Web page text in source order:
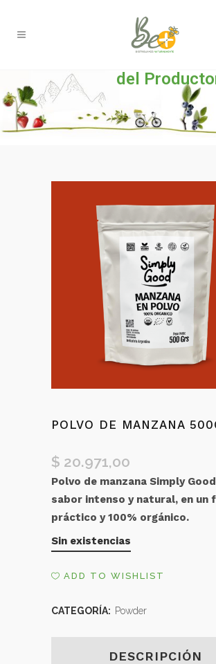
del
POLVO DE MANZANA
$ 20.971,00
Polvo de manzana Simply
sabor intenso y natural, en un
práctico y 100% orgánico.
Sin existencias
ADD TO WISHLIST
CATEGORÍA: Powder
DESCRIPCIÓN